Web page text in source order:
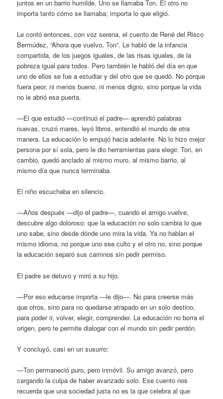
juntos en un barrio humilde. Uno se llamaba Ton. El otro no
importa tanto cómo se llamaba; importa lo que eligió.
Le contó entonces, con voz serena, el cuento de René del Risco
Bermúdez, “Ahora que vuelvo, Ton”. Le habló de la infancia
compartida, de los juegos iguales, de las risas iguales, de la
pobreza igual para todos. Pero también le habló del día en que
uno de ellos se fue a estudiar y del otro que se quedó. No porque
fuera peor, ni menos bueno, ni menos digno, sino porque la vida
no le abrió esa puerta.
—El que estudió —continuó el padre— aprendió palabras
nuevas, cruzó mares, leyó libros, entendió el mundo de otra
manera. La educación lo empujó hacia adelante. No lo hizo mejor
persona por sí sola, pero le dio herramientas para elegir. Ton, en
cambio, quedó anclado al mismo muro, al mismo barrio, al
mismo día que nunca terminaba.
El niño escuchaba en silencio.
—Años después —dijo el padre—, cuando el amigo vuelve,
descubre algo doloroso: que la educación no solo cambia lo que
uno sabe, sino desde dónde uno mira la vida. Ya no hablan el
mismo idioma, no porque uno sea culto y el otro no, sino porque
la educación separó sus caminos sin pedir permiso.
El padre se detuvo y miró a su hijo.
—Por eso educarse importa —le dijo—. No para creerse más
que otros, sino para no quedarse atrapado en un solo destino,
para poder ir, volver, elegir, comprender. La educación no borra el
origen, pero te permite dialogar con el mundo sin pedir perdón.
Y concluyó, casi en un susurro:
—Ton permaneció puro, pero inmóvil. Su amigo avanzó, pero
cargando la culpa de haber avanzado solo. Ese cuento nos
recuerda que una sociedad justa no es la que celebra al que